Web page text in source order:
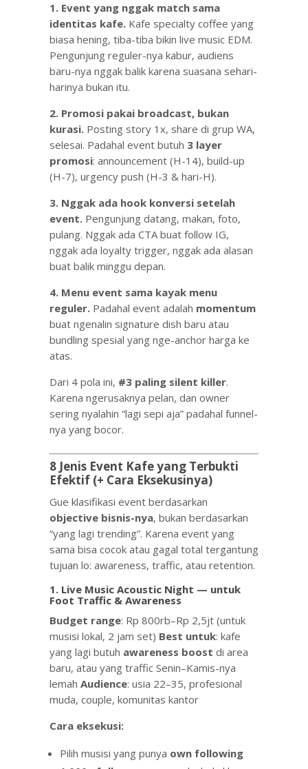
1. Event yang nggak match sama
identitas kafe.Kafe specialty coffee yang
biasa hening, tiba-tiba bikin live music EDM.
Pengunjung reguler-nya kabur, audiens
baru-nya nggak balik karena suasana sehari-
harinya bukan itu.
2. Promosi pakai broadcast, bukan
kurasi.Posting story 1x, share di grup WA,
selesai. Padahal event butuh 3 layer
promosi: announcement (H-14), build-up
(H-7), urgency push (H-3 & hari-H).
3. Nggak ada hook konversi setelah
event.Pengunjung datang, makan, foto,
pulang. Nggak ada CTA buat follow IG,
nggak ada loyalty trigger, nggak ada alasan
buat balik minggu depan.
4. Menu event sama kayak menu
reguler.Padahal event adalah momentum
buat ngenalin signature dish baru atau
bundling spesial yang nge-anchor harga ke
atas.
Dari 4 pola ini, #3 paling silent killer.
Karena ngerusaknya pelan, dan owner
sering nyalahin “lagi sepi aja” padahal funnel-
nya yang bocor.
8 Jenis Event Kafe yang Terbukti
Efektif (+ Cara Eksekusinya)
Gue klasifikasi event berdasarkan
objective bisnis-nya, bukan berdasarkan
“yang lagi trending”. Karena event yang
sama bisa cocok atau gagal total tergantung
tujuan lo: awareness, traffic, atau retention.
1. Live Music Acoustic Night — untuk
Foot Traffic & Awareness
Budget range: Rp 800rb–Rp 2,5jt (untuk
musisi lokal, 2 jam set) Best untuk: kafe
yang lagi butuh awareness boost di area
baru, atau yang traffic Senin–Kamis-nya
lemah Audience: usia 22–35, profesional
muda, couple, komunitas kantor
Cara eksekusi:
Pilih musisi yang punya own following